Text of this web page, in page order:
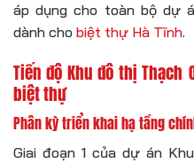
áp dụng cho toàn bộ dự
dành cho biệt thự Hà Tĩnh.
Tiến độ Khu đô thị
biệt thự
Phân kỳ triển khai hạ tầng
Giai đoạn 1 của dự án